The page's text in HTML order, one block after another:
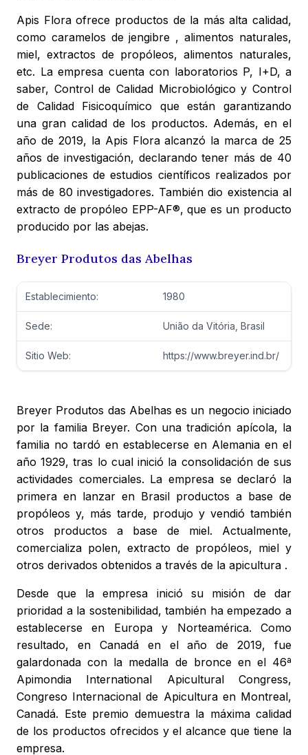
Apis Flora ofrece productos de la más alta calidad,
como caramelos de jengibre , alimentos naturales,
miel, extractos de propóleos, alimentos naturales,
etc. La empresa cuenta con laboratorios P, I+D, a
saber, Control de Calidad Microbiológico y Control
de Calidad Fisicoquímico que están garantizando
una gran calidad de los productos. Además, en el
año de 2019, la Apis Flora alcanzó la marca de 25
años de investigación, declarando tener más de 40
publicaciones de estudios científicos realizados por
más de 80 investigadores. También dio existencia al
extracto de propóleo EPP-AF®, que es un producto
producido por las abejas.
Breyer Produtos das Abelhas
Establecimiento: 1980
Sede: União da Vitória, Brasil
Sitio Web: https://www.breyer.ind.br/
Breyer Produtos das Abelhas es un negocio iniciado
por la familia Breyer. Con una tradición apícola, la
familia no tardó en establecerse en Alemania en el
año 1929, tras lo cual inició la consolidación de sus
actividades comerciales. La empresa se declaró la
primera en lanzar en Brasil productos a base de
propóleos y, más tarde, produjo y vendió también
otros productos a base de miel. Actualmente,
comercializa polen, extracto de propóleos, miel y
otros derivados obtenidos a través de la apicultura .
Desde que la empresa inició su misión de dar
prioridad a la sostenibilidad, también ha empezado a
establecerse en Europa y Norteamérica. Como
resultado, en Canadá en el año de 2019, fue
galardonada con la medalla de bronce en el 46ª
Apimondia International Apicultural Congress,
Congreso Internacional de Apicultura en Montreal,
Canadá. Este premio demuestra la máxima calidad
de los productos ofrecidos y el alcance que tiene la
empresa.